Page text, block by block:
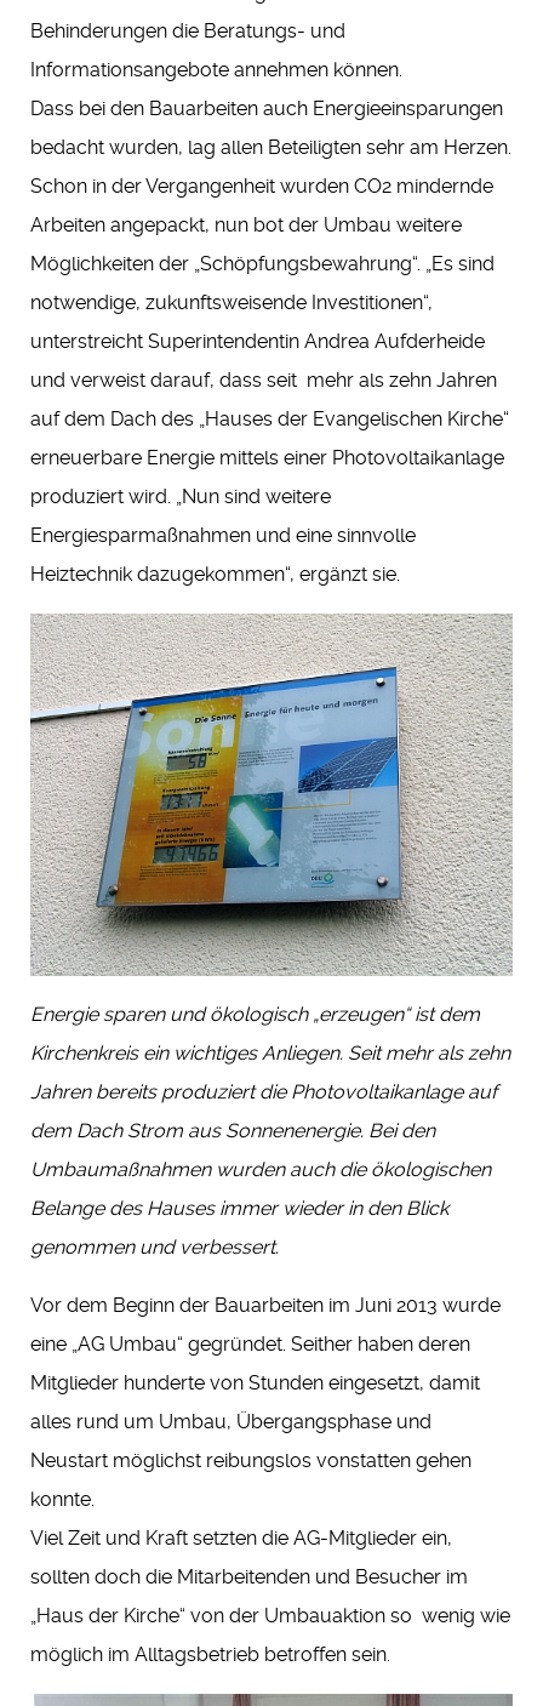
Behinderungen die Beratungs- und
Informationsangebote annehmen können.
Dass bei den Bauarbeiten auch Energieeinsparungen
bedacht wurden, lag allen Beteiligten sehr am Herzen.
Schon in der Vergangenheit wurden CO2 mindernde
Arbeiten angepackt, nun bot der Umbau weitere
Möglichkeiten der „Schöpfungsbewahrung“. „Es sind
notwendige, zukunftsweisende Investitionen“,
unterstreicht Superintendentin Andrea Aufderheide
und verweist darauf, dass seit mehr als zehn Jahren
auf dem Dach des „Hauses der Evangelischen Kirche“
erneuerbare Energie mittels einer Photovoltaikanlage
produziert wird. „Nun sind weitere
Energiesparmaßnahmen und eine sinnvolle
Heiztechnik dazugekommen“, ergänzt sie.
Energie sparen und ökologisch „erzeugen“ ist dem
Kirchenkreis ein wichtiges Anliegen. Seit mehr als zehn
Jahren bereits produziert die Photovoltaikanlage auf
dem Dach Strom aus Sonnenenergie. Bei den
Umbaumaßnahmen wurden auch die ökologischen
Belange des Hauses immer wieder in den Blick
genommen und verbessert.
Vor dem Beginn der Bauarbeiten im Juni 2013 wurde
eine „AG Umbau“ gegründet. Seither haben deren
Mitglieder hunderte von Stunden eingesetzt, damit
alles rund um Umbau, Übergangsphase und
Neustart möglichst reibungslos vonstatten gehen
konnte.
Viel Zeit und Kraft setzten die AG-Mitglieder ein,
sollten doch die Mitarbeitenden und Besucher im
„Haus der Kirche“ von der Umbauaktion so wenig wie
möglich im Alltagsbetrieb betroffen sein.